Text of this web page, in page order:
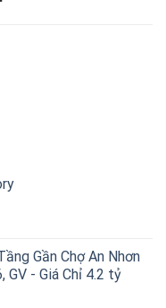
Gần Chợ An Nhơn
- Giá Chỉ 4.2 tỷ